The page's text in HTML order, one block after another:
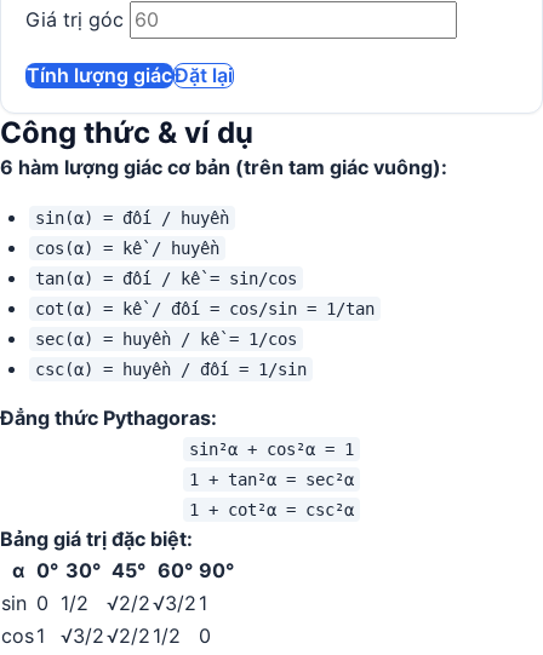
Giá trị góc
Tính lượng giácĐặt lại
Công thức & ví dụ
6 hàm lượng giác cơ bản (trên tam giác vuông):
sin(α) = đối / huyền
cos(α) = kề / huyền
tan(α) = đối / kề = sin/cos
cot(α) = kề / đối = cos/sin = 1/tan
sec(α) = huyền / kề = 1/cos
csc(α) = huyền / đối = 1/sin
Đẳng thức Pythagoras:
sin²α + cos²α = 1
1 + tan²α = sec²α
1 + cot²α = csc²α
Bảng giá trị đặc biệt:
α 0° 30° 45° 60° 90°
sin 0 1/2 √2/2√3/2 1
cos1 √3/2√2/2 1/2
0